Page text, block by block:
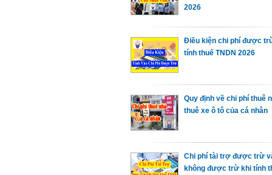
2026
Điều kiện chi phí được
tính thuế TNDN 2026
Quy định về chi phí thuê
thuê xe ô tô của cá nhân
Chi phí tài trợ được trừ
không được trừ khi tính